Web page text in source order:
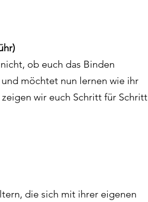
ob euch das Binden
möchtet nun lernen wie ihr
wir euch Schritt für Schritt
die sich mit ihrer eigenen